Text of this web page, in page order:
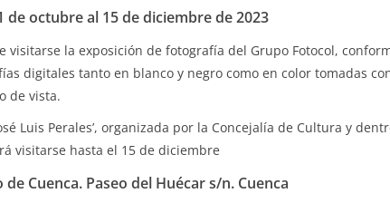
de octubre al 15 de diciembre de 2023
visitarse la exposición de fotografía del Grupo Fotocol,
digitales tanto en blanco y negro como en color tomadas
de vista.
Luis Perales’, organizada por la Concejalía de Cultura y
visitarse hasta el 15 de diciembre
Cuenca. Paseo del Huécar s/n. Cuenca